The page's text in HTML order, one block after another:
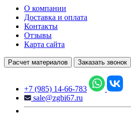
О компании
Доставка и оплата
Контакты
Отзывы
Карта сайта
Расчет материалов Заказать звонок
+7 (985) 14-66-783
sale@zgbi67.ru